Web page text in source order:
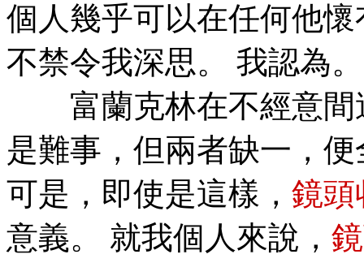
個人幾乎可以在任何他
不禁令我深思。 我認為。
富蘭克林在不經意間
是難事，但兩者缺一，
可是，即使是這樣， 鏡頭
意義。 就我個人來說，